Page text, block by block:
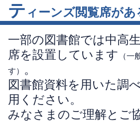
テ ィーンズ閲覧席があ
一部の図書館では中高
席を設置しています
（一
す）
。
図書館資料を用いた調
用ください。
みなさまのご理解とご